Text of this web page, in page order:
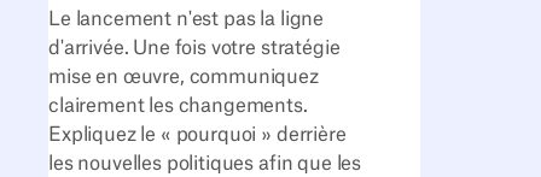
Le lancement n'est pas la ligne
d'arrivée. Une fois votre stratégie
mise en œuvre, communiquez
clairement les changements.
Expliquez le « pourquoi » derrière
les nouvelles politiques afin que les